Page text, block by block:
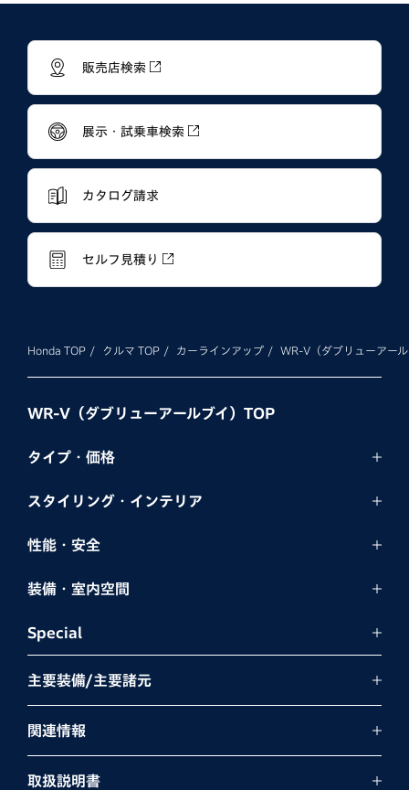
販売店検索
展示・試乗車検索
カタログ請求
セルフ見積り
Honda TOP クルマ TOP カーラインアップ WR-V（ダブリューアー
WR-V（ダブリューアールブイ）TOP
タイプ・価格
スタイリング・ インテリア
性能・安全
装備・室内空間
Special
主要装備/主要諸元
関連情報
取扱説明書